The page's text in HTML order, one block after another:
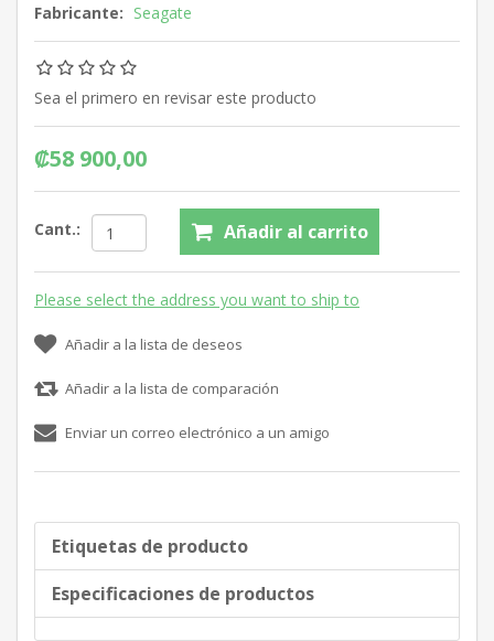
Fabricante: Seagate
Sea el primero en revisar este producto
₡58 900,00
Cant.: Añadir al carrito
Please select the address you want to ship to
Añadir a la lista de deseos
Añadir a la lista de comparación
Enviar un correo electrónico a un amigo
Etiquetas de producto
Especificaciones de productos